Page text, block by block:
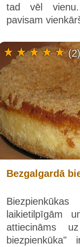
tad vēl
pavisam
Bezgalgardā
laikietilpīgām
attiecināms
(2)